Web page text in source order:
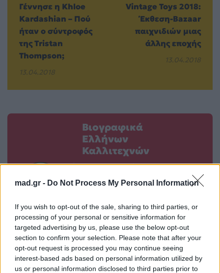
mad.gr - Do Not Process My Personal Information
If you wish to opt-out of the sale, sharing to third parties, or
processing of your personal or sensitive information for
targeted advertising by us, please use the below opt-out
section to confirm your selection. Please note that after your
opt-out request is processed you may continue seeing
interest-based ads based on personal information utilized by
us or personal information disclosed to third parties prior to
Γέννησε η Khloe
Kardashian – Πού
ήταν ο σύντροφός
της Tristan
Thompson;
13.04.2018
Vintage Toys 2018:
Έκθεση-Bazaar
παιχνιδιών μιας
άλλης εποχής
13.04.2018
Βιογραφικά
Ελλήνων
Καλλιτεχνών
με πληροφορίες για
δισκογραφία, πορεία
τους στην ελληνική
μουσική σκηνή
Δες επίσης